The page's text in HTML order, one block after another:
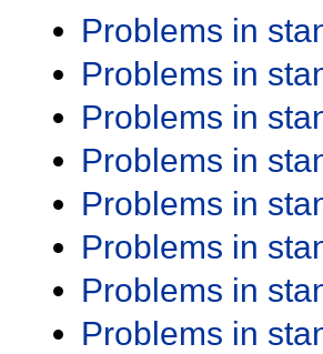
Problems in
Problems in
Problems in
Problems in
Problems in
Problems in
Problems in
Problems in